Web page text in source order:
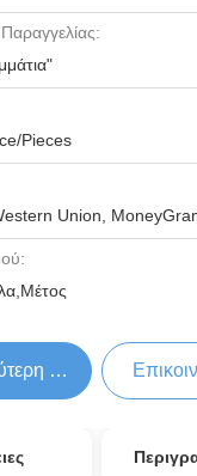
Pieces
Union,
Τιμή